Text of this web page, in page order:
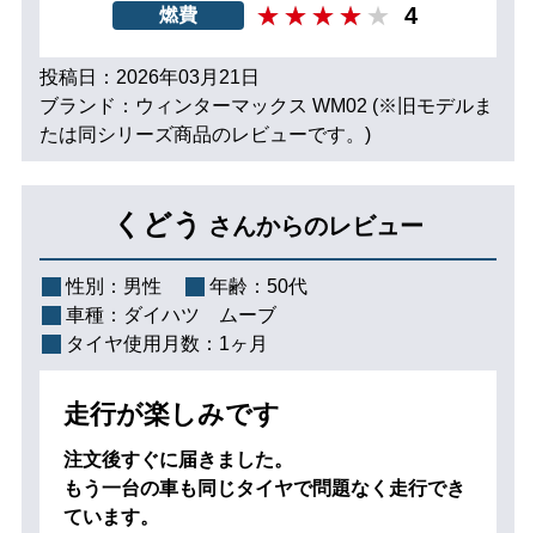
燃費 4
投稿日：2026年03月21日
ブランド：ウィンターマックス WM02 (※旧モデルま
たは同シリーズ商品のレビューです。)
くどう さんからのレビュー
性別： 男性 年齢： 50代
車種： ダイハツ ムーブ
タイヤ使用月数： 1ヶ月
走行が楽しみです
注文後すぐに届きました。
もう一台の車も同じタイヤで問題なく走行でき
ています。